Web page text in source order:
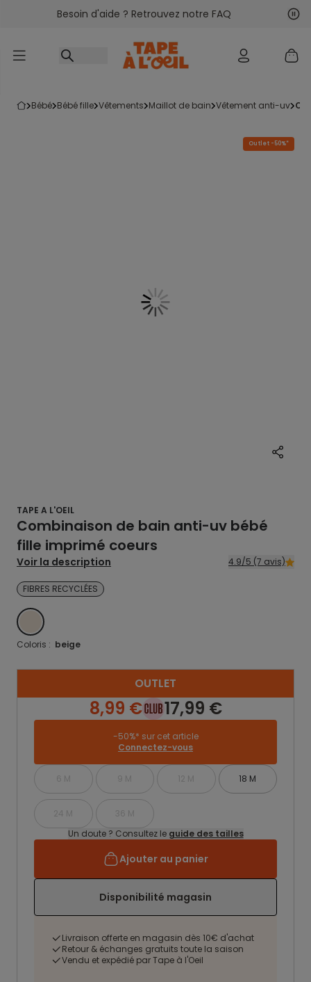
Accéder au contenu
Besoin d'aide ? Retrouvez notre FAQ
bébé bébé fille vêtements maillot de bain vêtement anti-uv
Outlet -50%*
TAPE A L'OEIL
Combinaison de bain anti-uv bébé
fille imprimé coeurs
Voir la description 4.9/5 (7 avis)
FIBRES RECYCLÉES
BEIGE
Coloris : beige
OUTLET
8,99 € 17,99 €
-50%* sur cet article
Connectez-vous
6 M 9 M 12 M 18 M
24 M
36 M
Un doute ? Consultez le guide des tailles
Ajouter au panier
Disponibilité magasin
Livraison offerte en magasin dès 10€ d'achat
Retour & échanges gratuits toute la saison
Vendu et expédié par Tape à l'Oeil